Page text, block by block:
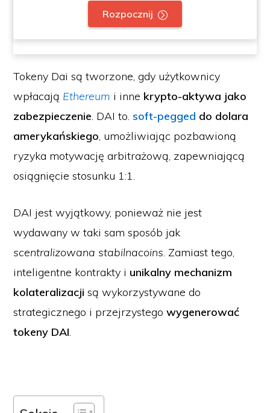
Rozpocznij
Tokeny Dai są tworzone, gdy użytkownicy
wpłacają Ethereum i inne krypto-aktywa jako
zabezpieczenie. DAI to.soft-pegged do dolara
amerykańskiego, umożliwiając pozbawioną
ryzyka motywację arbitrażową, zapewniającą
osiągnięcie stosunku 1:1.
DAI jest wyjątkowy, ponieważ nie jest
wydawany w taki sam sposób jak
scentralizowana stabilnacoins. Zamiast tego,
inteligentne kontrakty i unikalny mechanizm
kolateralizacji są wykorzystywane do
strategicznego i przejrzystegowygenerować
tokeny DAI.